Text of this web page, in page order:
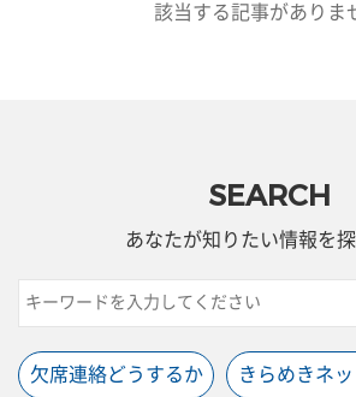
該当する記事がありま
SEARCH
あなたが知りたい情報を
欠席連絡どうするか きらめきネ